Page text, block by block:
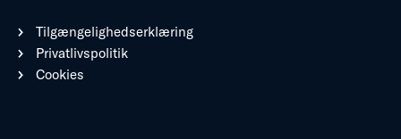
Tilgængelighedserklæring
Privatlivspolitik
Cookies